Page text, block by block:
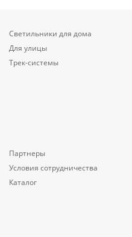
Светильники для дома
Для улицы
Трек-системы
Партнеры
Условия сотрудничества
Каталог